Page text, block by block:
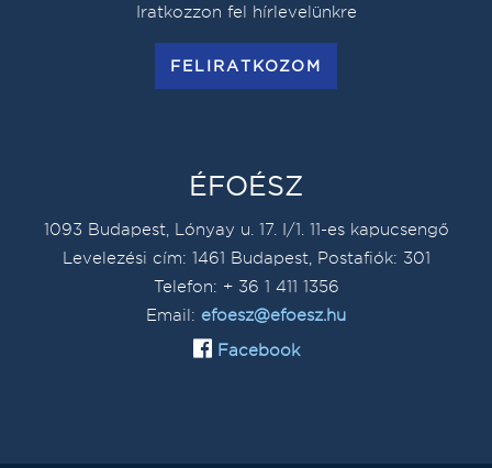
Iratkozzon fel hírlevelünkre
FELIRATKOZOM
ÉFOÉSZ
1093 Budapest, Lónyay u. 17. I/1. 11-es kapucsengő
Levelezési cím: 1461 Budapest, Postafiók: 301
Telefon: + 36 1 411 1356
Email: efoesz@efoesz.hu
Facebook